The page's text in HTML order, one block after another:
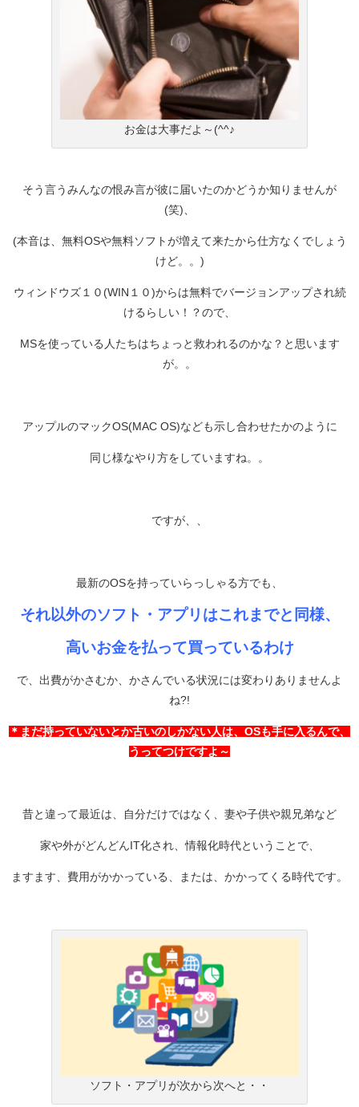
お金は大事だよ～(^^♪
そう言うみんなの恨み言が彼に届いたのかどうか知りませんが
(笑)、
(本音は、無料OSや無料ソフトが増えて来たから仕方なくでしょう
けど。。)
ウィンドウズ１０(WIN１０)からは無料でバージョンアップされ続
けるらしい！？ので、
MSを使っている人たちはちょっと救われるのかな？と思います
が。。
アップルのマックOS(MAC OS)なども示し合わせたかのように
同じ様なやり方をしていますね。。
ですが、、
最新のOSを持っていらっしゃる方でも、
それ以外のソフト・アプリはこれまでと同様、
高いお金を払って買っているわけ
で、出費がかさむか、かさんでいる状況には変わりありませんよ
ね?!
＊まだ持っていないとか古いのしかない人は、OSも手に入るんで、
うってつけですよ～
昔と違って最近は、自分だけではなく、妻や子供や親兄弟など
家や外がどんどんIT化され、情報化時代ということで、
ますます、費用がかかっている、または、かかってくる時代です。
ソフト・アプリが次から次へと・・